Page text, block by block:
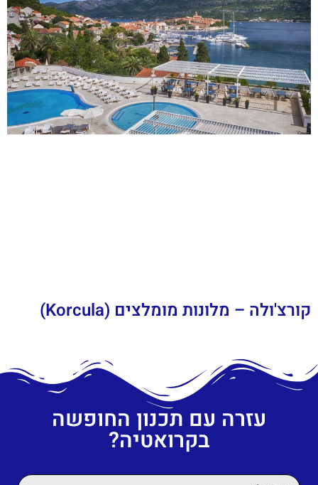
קורצ'ולה – מלונות מומלצים (Korcula)
עזרה עם תכנון החופשה
בקרואטיה?